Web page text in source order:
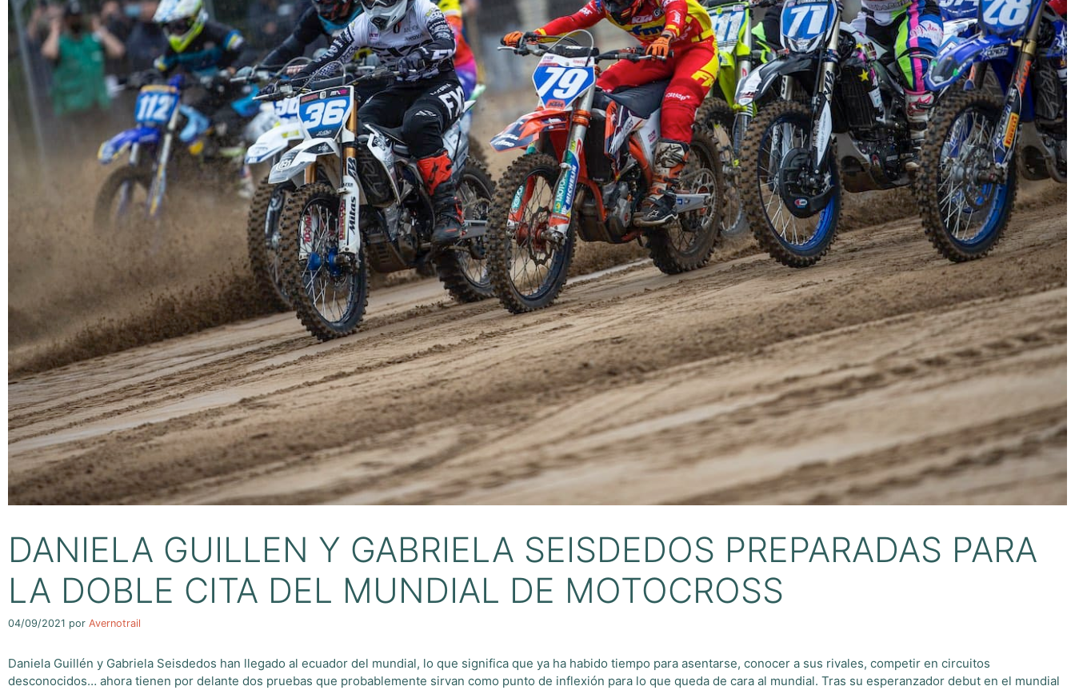
DANIELA GUILLEN Y GABRIELA SEISDEDOS PREPARADAS PARA
LA DOBLE CITA DEL MUNDIAL DE MOTOCROSS
04/09/2021 por Avernotrail
Daniela Guillén y Gabriela Seisdedos han llegado al ecuador del mundial, lo que significa que ya ha habido tiempo para asentarse, conocer a sus rivales, competir en circuitos
desconocidos… ahora tienen por delante dos pruebas que probablemente sirvan como punto de inflexión para lo que queda de cara al mundial. Tras su esperanzador debut en el mundial